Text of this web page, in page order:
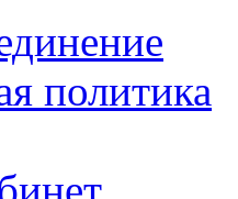
политика